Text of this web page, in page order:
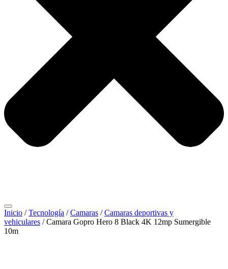
Inicio /Tecnología /Camaras /Camaras deportivas y
vehiculares / Camara Gopro Hero 8 Black 4K 12mp Sumergible
10m